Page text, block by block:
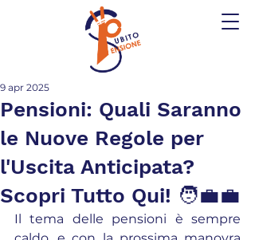
Pensioni: Quali Saranno
le Nuove Regole per
l'Uscita Anticipata?
Scopri Tutto Qui! 🧑‍💼💼
9 apr 2025
Il tema delle pensioni è sempre